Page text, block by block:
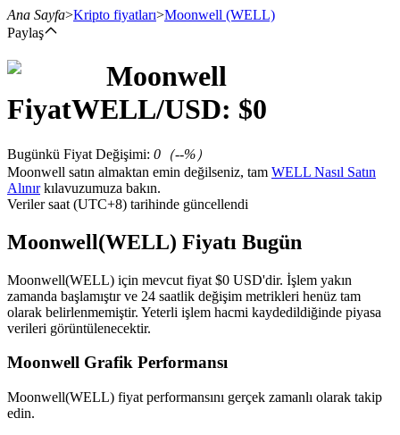
Teminat olarak USDT kullanan vadeli işlemler
Ana Sayfa>Kripto fiyatları>Moonwell (WELL)
Paylaş
Moonwell
FiyatWELL/USD: $0
Bugünkü Fiyat Değişimi: 0 （--%）
Moonwell satın almaktan emin değilseniz, tam WELL Nasıl Satın
Alınırkılavuzumuza bakın.
Veriler saat (UTC+8) tarihinde güncellendi
Moonwell(WELL) Fiyatı Bugün
Moonwell(WELL) için mevcut fiyat $0 USD'dir. İşlem yakın
zamanda başlamıştır ve 24 saatlik değişim metrikleri henüz tam
olarak belirlenmemiştir. Yeterli işlem hacmi kaydedildiğinde piyasa
verileri görüntülenecektir.
Moonwell Grafik Performansı
Moonwell(WELL) fiyat performansını gerçek zamanlı olarak takip
edin.